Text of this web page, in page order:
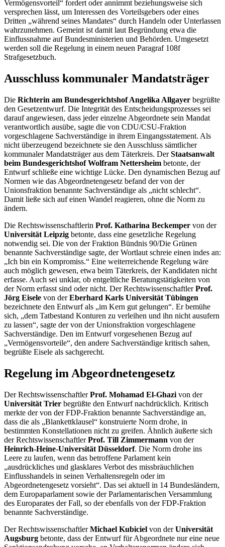
Vermögensvorteil“ fordert oder annimmt beziehungsweise sich
versprechen lässt, um Interessen des Vorteilsgebers oder eines
Dritten „während seines Mandates“ durch Handeln oder Unterlassen
wahrzunehmen. Gemeint ist damit laut Begründung etwa die
Einflussnahme auf Bundesministerien und Behörden. Umgesetzt
werden soll die Regelung in einem neuen Paragraf 108f
Strafgesetzbuch.
Ausschluss kommunaler Mandatsträger
Die Richterin am Bundesgerichtshof Angelika Allgayer begrüßte
den Gesetzentwurf. Die Integrität des Entscheidungsprozesses sei
darauf angewiesen, dass jeder einzelne Abgeordnete sein Mandat
verantwortlich ausübe, sagte die von CDU/CSU-Fraktion
vorgeschlagene Sachverständige in ihrem Eingangsstatement. Als
nicht überzeugend bezeichnete sie den Ausschluss sämtlicher
kommunaler Mandatsträger aus dem Täterkreis. DerStaatsanwalt
beim Bundesgerichtshof Wolfram Nettersheim betonte, der
Entwurf schließe eine wichtige Lücke. Den dynamischen Bezug auf
Normen wie das Abgeordnetengesetz befand der von der
Unionsfraktion benannte Sachverständige als „nicht schlecht“.
Damit ließe sich auf einen Wandel reagieren, ohne die Norm zu
ändern.
Die Rechtswissenschaftlerin Prof. Katharina Beckemper von der
Universität Leipzig betonte, dass eine gesetzliche Regelung
notwendig sei. Die von der Fraktion Bündnis 90/Die Grünen
benannte Sachverständige sagte, der Wortlaut schreie einen indes an:
„Ich bin ein Kompromiss.“ Eine weiterreichende Regelung wäre
auch möglich gewesen, etwa beim Täterkreis, der Kandidaten nicht
erfasse. Auch sei unklar, ob entgeltliche Beratungstätigkeiten von
der Norm erfasst sind oder nicht. Der RechtswissenschaftlerProf.
Jörg Eisele von derEberhard Karls Universität Tübingen
bezeichnete den Entwurf als „im Kern gut gelungen“. Er bemühe
sich, „dem Tatbestand Konturen zu verleihen und ihn nicht ausufern
zu lassen“, sagte der von der Unionsfraktion vorgeschlagene
Sachverständige. Den im Entwurf vorgesehenen Bezug auf
„Vermögensvorteile“, den andere Sachverständige kritisch sahen,
begrüßte Eisele als sachgerecht.
Regelung im Abgeordnetengesetz
Der RechtswissenschaftlerProf. Mohamad El-Ghazi von der
Universität Trier begrüßte den Entwurf nachdrücklich. Kritisch
merkte der von der FDP-Fraktion benannte Sachverständige an,
dass die als „Blankettklausel“ konstruierte Norm drohe, in
bestimmten Konstellationen nicht zu greifen. Ähnlich äußerte sich
der RechtswissenschaftlerProf. Till Zimmermann von der
Heinrich-Heine-Universität Düsseldorf. Die Norm drohe ins
Leere zu laufen, wenn das betroffene Parlament kein
„ausdrückliches und glasklares Verbot des missbräuchlichen
Einflusshandels in seinen Verhaltensregeln oder im
Abgeordnetengesetz vorsieht“. Das sei aktuell in 14 Bundesländern,
dem Europaparlament sowie der Parlamentarischen Versammlung
des Europarates der Fall, so der ebenfalls von der FDP-Fraktion
benannte Sachverständige.
Der RechtswissenschaftlerMichael Kubiciel von derUniversität
Augsburg betonte, dass der Entwurf für Abgeordnete nur eine neue